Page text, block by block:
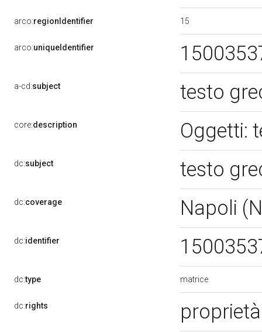
arco:regionIdentifier 15
arco:uniqueIdentifier
a-cd:subject testo
core:description Oggetti:
dc:subject testo
dc:coverage Napoli
dc:identifier
dc:type matrice
dc:rights